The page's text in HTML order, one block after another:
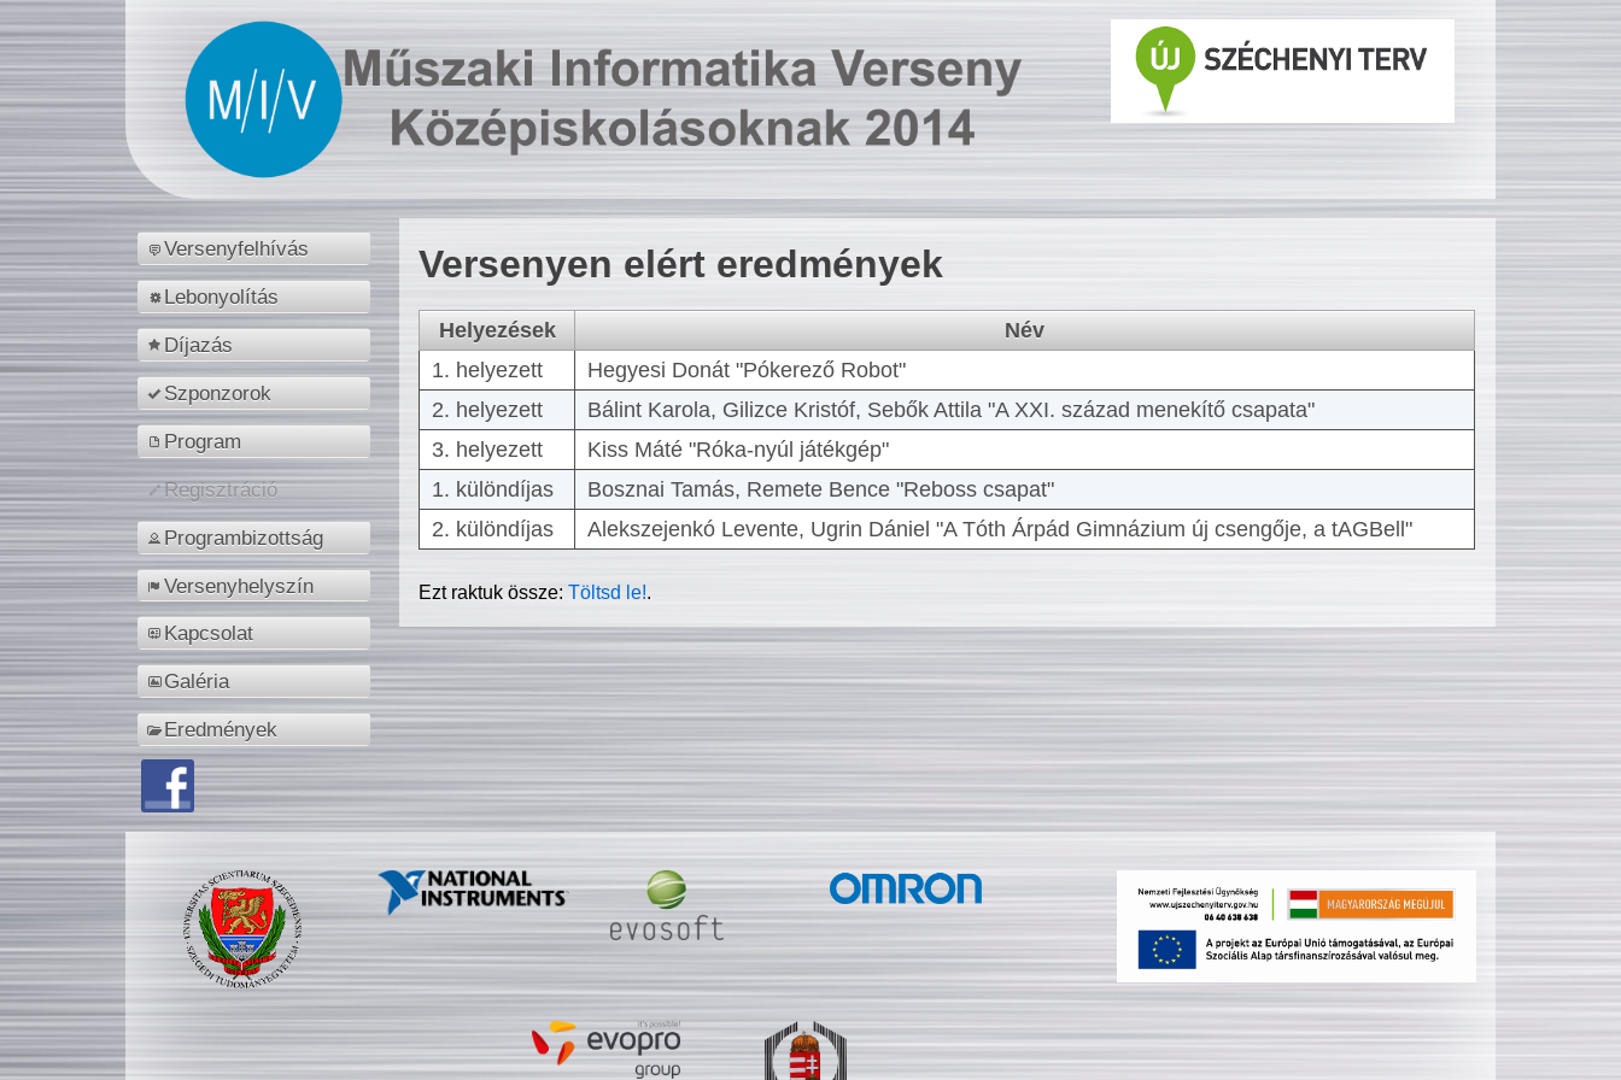
Versenyfelhívás
Lebonyolítás
Díjazás
Szponzorok
Program
Regisztráció
Programbizottság
Versenyhelyszín
Kapcsolat
Galéria
Eredmények
Versenyen elért eredmények
Helyezések
Név
1. helyezett
Hegyesi Donát "Pókerező Robot"
2. helyezett
Bálint Karola, Gilizce Kristóf, Sebők Attila "A XXI. század menekítő csapata"
3. helyezett
Kiss Máté "Róka-nyúl játékgép"
1. különdíjas
Bosznai Tamás, Remete Bence "Reboss csapat"
2. különdíjas
Alekszejenkó Levente, Ugrin Dániel "A Tóth Árpád Gimnázium új csengője, a tAGBell"
Ezt raktuk össze:Töltsd le!.